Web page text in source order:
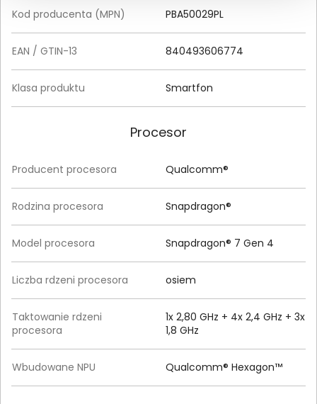
Kod producenta (MPN) PBA50029PL
EAN / GTIN-13 840493606774
Klasa produktu Smartfon
Procesor
Producent procesora Qualcomm®
Rodzina procesora Snapdragon®
Model procesora Snapdragon® 7 Gen 4
Liczba rdzeni procesora osiem
Taktowanie rdzeni
procesora
1x 2,80 GHz + 4x 2,4 GHz + 3x
1,8 GHz
Wbudowane NPU Qualcomm® Hexagon™